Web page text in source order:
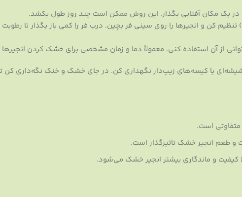
و در یک مکان آفتابی بگذار. این روش ممکن است چند روز طول بکشد.
60 درجه سانتی‌گراد) تنظیم کن و انجیرها را روی سینی فر بچین. درب فر را کمی باز بگذار تا
از آن استفاده کنی. معمولاً دما و زمان مشخصی برای خشک کردن انجیرها
یا کیسه‌های زیپ‌دار نگهداری کن. در جای خشک و خنک نگه‌داری کن
است.
طعم انجیر خشک تاثیرگذار است.
و ماندگاری بیشتر انجیر خشک می‌شود.